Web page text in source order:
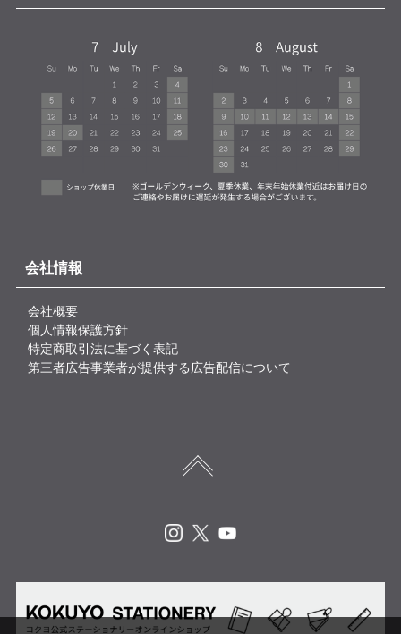
会社情報
会社概要
個人情報保護方針
特定商取引法に基づく表記
第三者広告事業者が提供する広告配信について